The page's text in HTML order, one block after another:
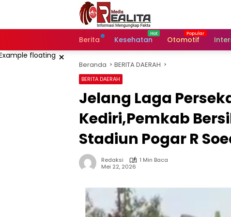
Berita Kesehatan Otomotif
× Beranda BERITA DAERAH
BERITA DAERAH
Jelang Laga
Kediri,Pemkab
Stadiun Pogar R
Redaksi
1 Min Baca
Mei 22, 2026